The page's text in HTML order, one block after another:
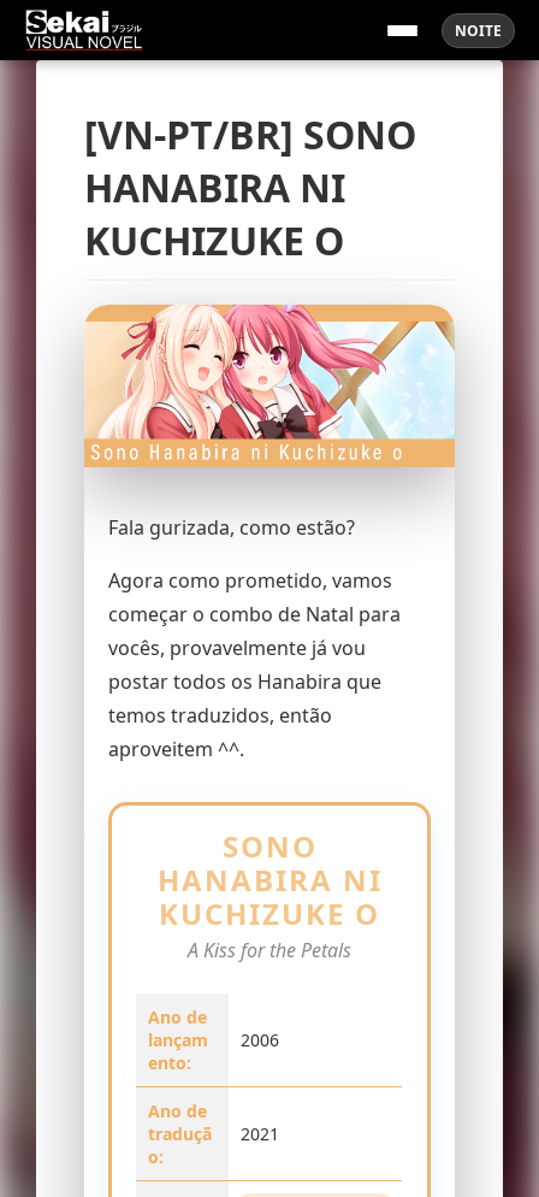
NOITE
[VN-PT/BR] SONO
HANABIRA NI
KUCHIZUKE O
Fala gurizada, como estão?
Agora como prometido, vamos
começar o combo de Natal para
vocês, provavelmente já vou
postar todos os Hanabira que
temos traduzidos, então
aproveitem ^^.
SONO
HANABIRA NI
KUCHIZUKE O
A Kiss for the Petals
Ano de
lançam
ento:
2006
Ano de
traduçã
o:
2021